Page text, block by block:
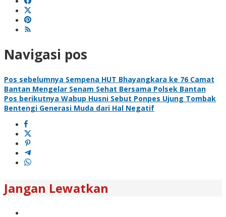
Navigasi pos
Pos sebelumnya Sempena HUT Bhayangkara ke 76 Camat
Bantan Mengelar Senam Sehat Bersama Polsek Bantan
Pos berikutnya Wabup Husni Sebut Ponpes Ujung Tombak
Bentengi Generasi Muda dari Hal Negatif
Jangan Lewatkan